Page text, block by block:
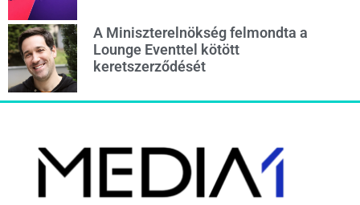
A Miniszterelnökség felmondta a
Lounge Eventtel kötött
keretszerződését